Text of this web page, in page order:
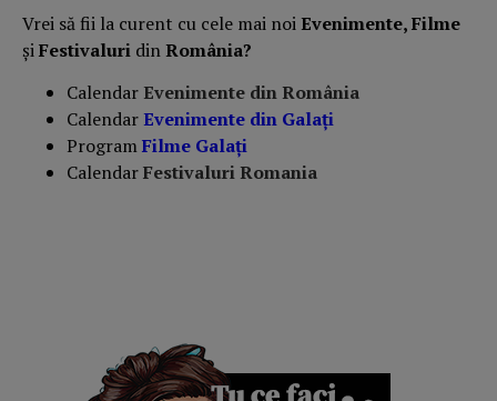
Vrei să fii la curent cu cele mai noiEvenimente, Filme
șiFestivaluri dinRomânia?
Calendar Evenimente din România
CalendarEvenimente din Galați
ProgramFilme Galați
CalendarFestivaluri Romania